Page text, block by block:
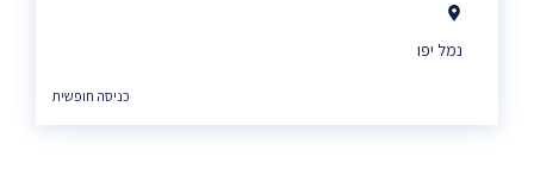
נמל יפו
כניסה חופשית